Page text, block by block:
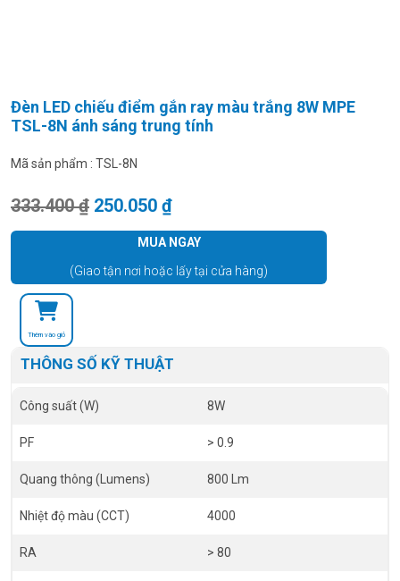
Đèn LED chiếu điểm gắn ray màu trắng 8W MPE
TSL-8N ánh sáng trung tính
Mã sản phẩm : TSL-8N
333.400₫ Giá gốc là: 333.400 ₫.
250.050 ₫Giá hiện tại là: 250.050 ₫.
MUA NGAY
(Giao tận nơi hoặc lấy tại cửa hàng)
Thêm vào giỏ
THÔNG SỐ KỸ THUẬT
Công suất (W) 8W
PF > 0.9
Quang thông (Lumens) 800 Lm
Nhiệt độ màu (CCT) 4000
RA > 80